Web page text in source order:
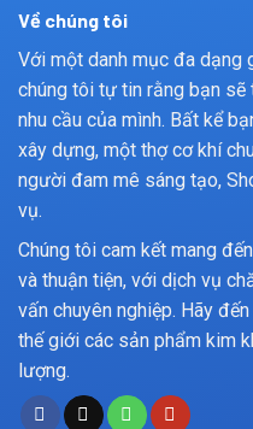
Về chúng tôi
Với một danh mục đa dạng
chúng tôi tự tin rằng bạn
nhu cầu của mình. Bất kể
xây dựng, một thợ cơ khí
người đam mê sáng tạo,
vụ.
Chúng tôi cam kết mang
và thuận tiện, với dịch vụ
vấn chuyên nghiệp. Hãy
thế giới các sản phẩm kim
lượng.